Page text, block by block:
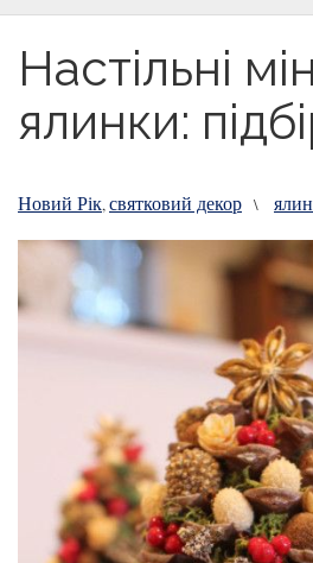
Настільні
ялинки:
Новий Рік,святковий декор \